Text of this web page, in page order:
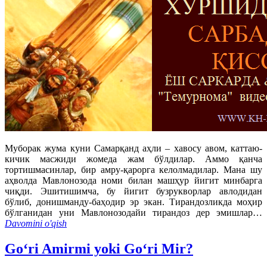
Муборак жума куни Самарқанд аҳли – хавосу авом, каттаю-
кичик масжиди жомеда жам бўлдилар. Аммо қанча
тортишмасинлар, бир амру-қарорга келолмадилар. Мана шу
аҳволда Мавлонозода номи билан машҳур йигит минбарга
чиқди. Эшитишимча, бу йигит бузрукворлар авлодидан
бўлиб, донишманду-баҳодир эр экан. Тирандозликда моҳир
бўлганидан уни Мавлонозодайи тирандоз дер эмишлар…
Davomini o'qish
Goʻri Amirmi yoki Goʻri Mir?